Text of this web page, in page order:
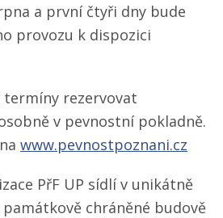
a první čtyři dny bude
provozu k dispozici
termíny rezervovat
v pevnostní pokladně.
www.pevnostpoznani.cz
PřF UP sídlí v unikátně
chráněné budově